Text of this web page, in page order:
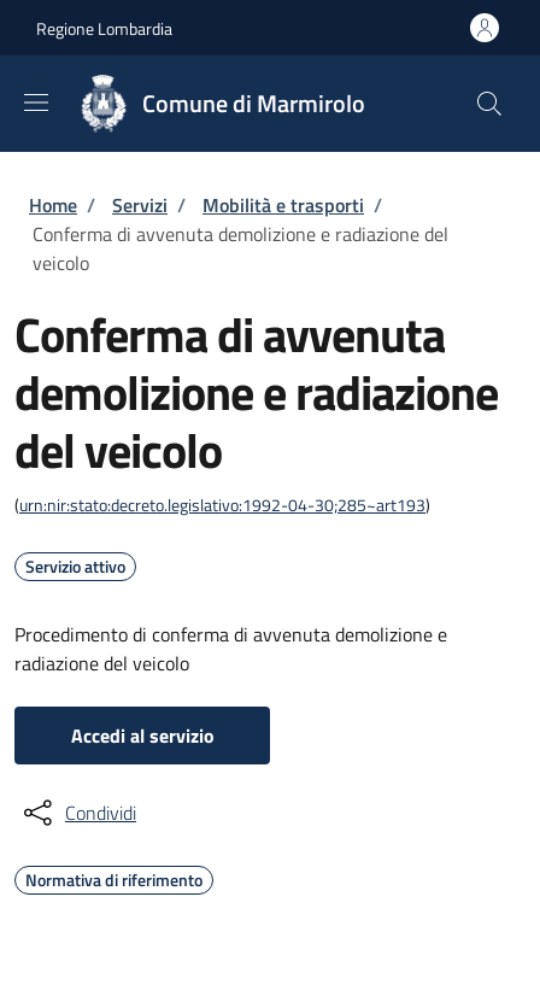
Regione Lombardia
Comune di Marmirolo
Briciole di pane
Home / Servizi / Mobilità e trasporti /
Conferma di avvenuta demolizione e radiazione del
veicolo
Conferma di avvenuta
demolizione e radiazione
del veicolo
(urn:nir:stato:decreto.legislativo:1992-04-30;285~art193)
Servizio attivo
Procedimento di conferma di avvenuta demolizione e
radiazione del veicolo
Accedi al servizio
Condividi
Normativa di riferimento